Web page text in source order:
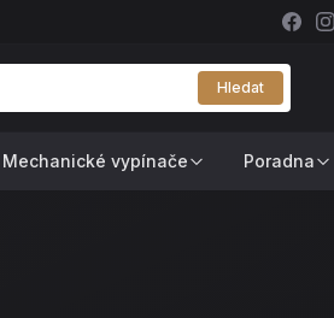
Hledat
Mechanické vypínače Poradna